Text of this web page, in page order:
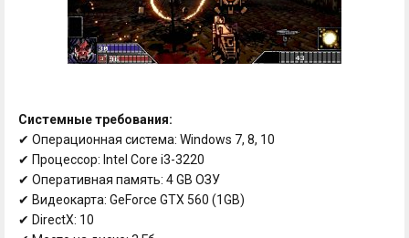
Системные требования:
✔ Операционная система: Windows 7, 8, 10
✔ Процессор: Intel Core i3-3220
✔ Оперативная память: 4 GB ОЗУ
✔ Видеокарта: GeForce GTX 560 (1GB)
✔ DirectX: 10